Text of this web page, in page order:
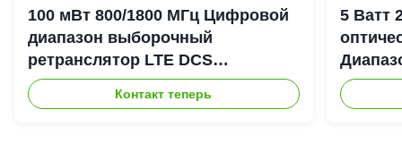
100 мВт 800/1800 МГц Цифровой
диапазон выборочный
ретранслятор LTE DCS
Цифровой канал выборочный
Bda Пико ретранслятор
Контакт теперь
5 Ватт
DAS